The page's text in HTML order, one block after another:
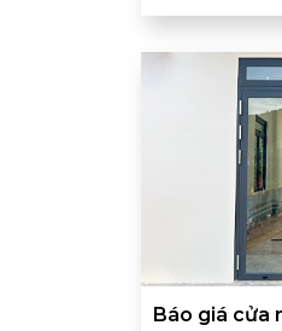
Báo giá cửa